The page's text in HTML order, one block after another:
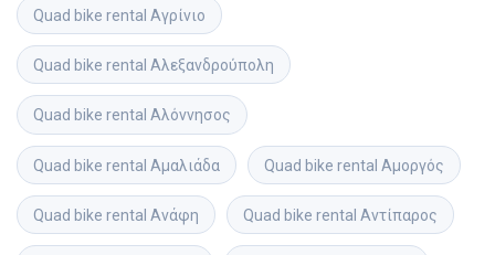
Quad bike rental Αγρίνιο
Quad bike rental Αλεξανδρούπολη
Quad bike rental Αλόννησος
Quad bike rental Αμαλιάδα Quad bike rental Αμοργός
Quad bike rental Ανάφη Quad bike rental Αντίπαρος